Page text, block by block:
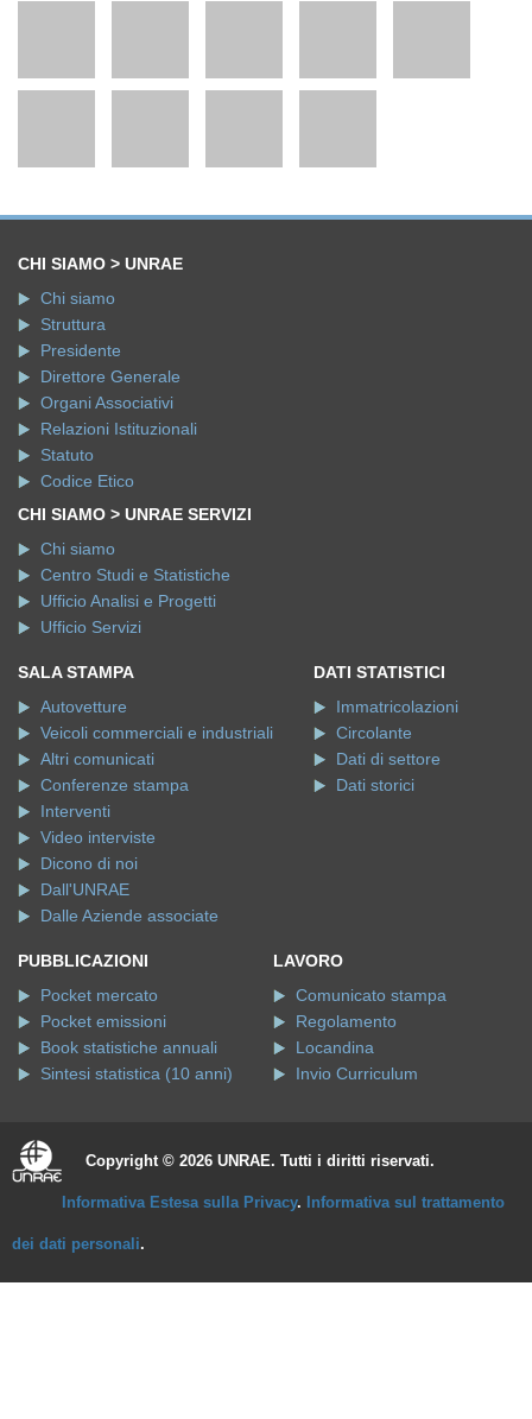
CHI SIAMO > UNRAE
Chi siamo
Struttura
Presidente
Direttore Generale
Organi Associativi
Relazioni Istituzionali
Statuto
Codice Etico
CHI SIAMO > UNRAE SERVIZI
Chi siamo
Centro Studi e Statistiche
Ufficio Analisi e Progetti
Ufficio Servizi
SALA STAMPA
Autovetture
Veicoli commerciali e industriali
Altri comunicati
Conferenze stampa
Interventi
Video interviste
Dicono di noi
Dall'UNRAE
Dalle Aziende associate
DATI STATISTICI
Immatricolazioni
Circolante
Dati di settore
Dati storici
PUBBLICAZIONI
Pocket mercato
Pocket emissioni
Book statistiche annuali
Sintesi statistica (10 anni)
LAVORO
Comunicato stampa
Regolamento
Locandina
Invio Curriculum
Copyright © 2026 UNRAE. Tutti i diritti riservati.
Informativa Estesa sulla Privacy. Informativa sul trattamento
dei dati personali.